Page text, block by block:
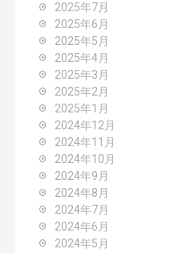
2025年7月
2025年6月
2025年5月
2025年4月
2025年3月
2025年2月
2025年1月
2024年12月
2024年11月
2024年10月
2024年9月
2024年8月
2024年7月
2024年6月
2024年5月